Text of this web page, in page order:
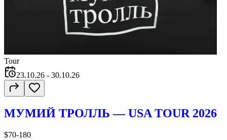
Tour
23.10.26 - 30.10.26
МУМИЙ ТРОЛЛЬ — USA TOUR 2026
$70-180